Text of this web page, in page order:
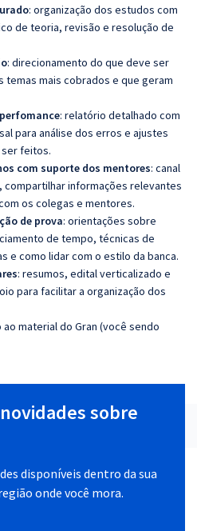
: organização dos estudos com
de teoria, revisão e resolução de
: direcionamento do que deve ser
mais cobrados e que geram
: relatório detalhado com
para análise dos erros e ajustes
feitos.
com suporte dos mentores: canal
informações relevantes
os colegas e mentores.
de prova: orientações sobre
de tempo, técnicas de
e como lidar com o estilo da banca.
: resumos, edital verticalizado e
para facilitar a organização dos
ao material do Gran (você sendo
sobre
disponíveis dentro da sua
onde você mora.